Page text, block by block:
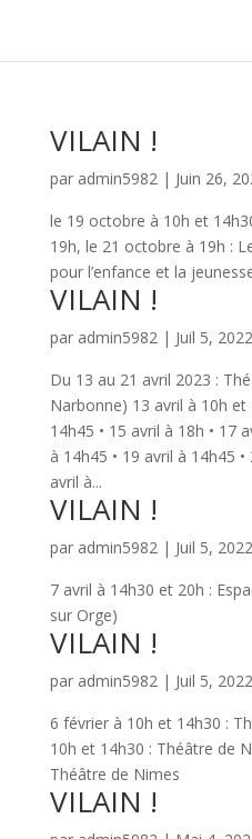
VILAIN !
par admin5982| Juin 26,
le 19 octobre à 10h et
19h, le 21 octobre à 19h :
pour l’enfance et la
VILAIN !
par admin5982| Juil 5, 2022
Du 13 au 21 avril 2023 :
Narbonne) 13 avril à 10h et
14h45 • 15 avril à 18h • 17
à 14h45 • 19 avril à 14h45
avril à...
VILAIN !
par admin5982| Juil 5, 2022
7 avril à 14h30 et 20h :
sur Orge)
VILAIN !
par admin5982| Juil 5, 2022
6 février à 10h et 14h30 :
10h et 14h30 : Théâtre de
Théâtre de Nimes
VILAIN !